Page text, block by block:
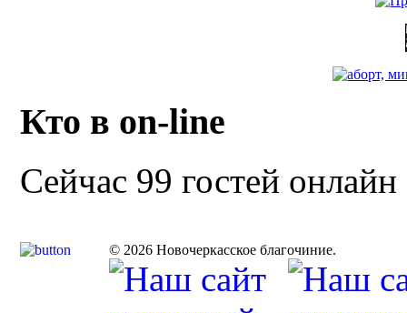
Кто в on-line
Сейчас 99 гостей онлайн
© 2026 Новочеркасское благочиние.